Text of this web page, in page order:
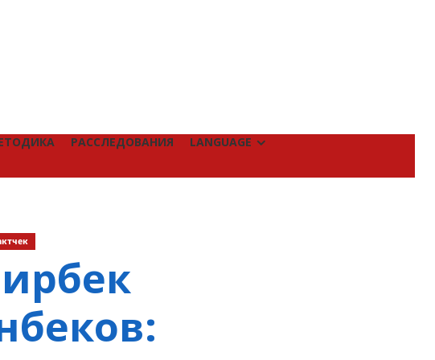
РАССЛЕДОВАНИЯ LANGUAGE